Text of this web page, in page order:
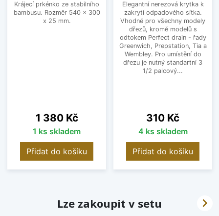
Krájecí prkénko ze stabilního
bambusu. Rozměr 540 x 300
x 25 mm.
Cena
1 380 Kč
1 ks skladem
Přidat do košíku
Elegantní nerezová krytka k
zakrytí odpadového sítka.
Vhodné pro všechny modely
dřezů, kromě modelů s
odtokem Perfect drain - řady
Greenwich, Prepstation, Tia a
Wembley. Pro umístění do
dřezu je nutný standartní 3
1/2 palcový...
Cena
310 Kč
4 ks skladem
Přidat do košíku
Lze zakoupit v setu 